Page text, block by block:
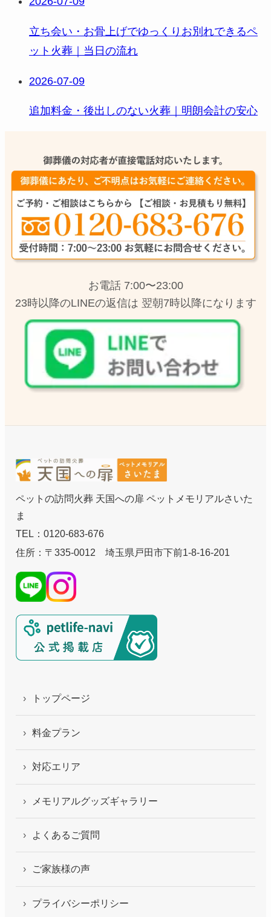
立ち会い・お骨上げでゆっくりお別れできるペ
ット火葬｜当日の流れ
2026-07-09
追加料金・後出しのない火葬｜明朗会計の安心
お電話 7:00〜23:00
23時以降のLINEの返信は 翌朝7時以降になります
ペットの訪問火葬 天国への扉 ペットメモリアルさいた
ま
TEL：0120-683-676
住所：〒335-0012 埼玉県戸田市下前1-8-16-201
トップページ
料金プラン
対応エリア
メモリアルグッズギャラリー
よくあるご質問
ご家族様の声
プライバシーポリシー